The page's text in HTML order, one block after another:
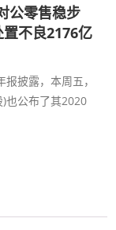
公零售稳步
不良2176亿
披露，本周五，
也公布了其2020